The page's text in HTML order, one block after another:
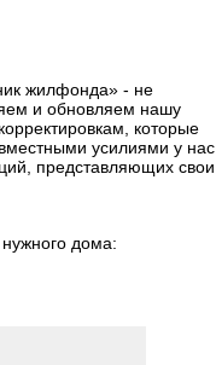
жилфонда» - не
и обновляем нашу
которые
усилиями у нас
представляющих свои
дома: